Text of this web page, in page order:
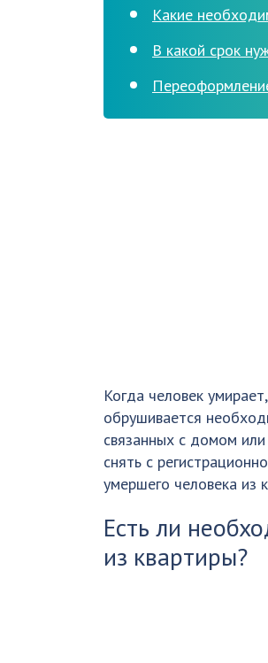
Какие
В какой срок
Когда человек
обрушивается
связанных с домом
снять с
умершего человека из
Есть ли
из квартиры?